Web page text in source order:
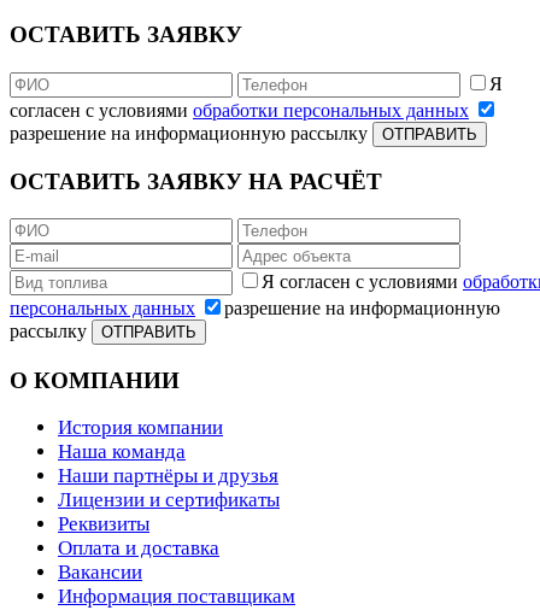
ОСТАВИТЬ ЗАЯВКУ
Я
согласен с условиями обработки персональных данных
разрешение на информационную рассылку
ОТПРАВИТЬ
ОСТАВИТЬ ЗАЯВКУ НА РАСЧЁТ
Я согласен с условиями
персональных данных
разрешение на информационную
рассылку
ОТПРАВИТЬ
О КОМПАНИИ
История компании
Наша команда
Наши партнёры и друзья
Лицензии и сертификаты
Реквизиты
Оплата и доставка
Вакансии
Информация поставщикам